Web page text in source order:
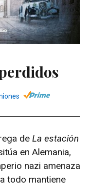
de La estación
en Alemania,
nazi amenaza
todo mantiene